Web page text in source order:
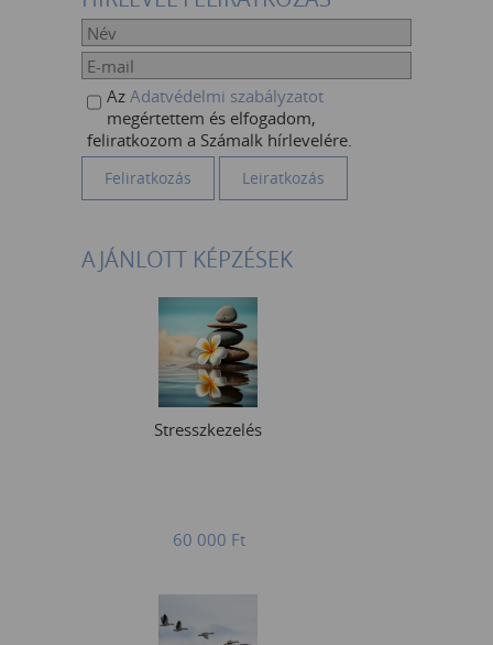
Az Adatvédelmi szabályzatot
megértettem és elfogadom,
feliratkozom a Számalk hírlevelére.
AJÁNLOTT KÉPZÉSEK
Stresszkezelés
60 000 Ft